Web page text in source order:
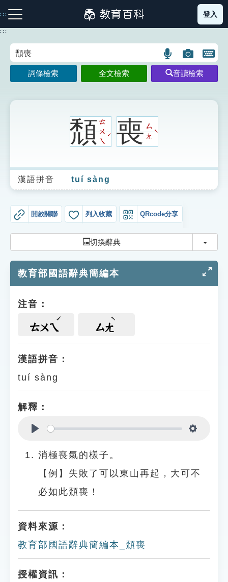
到
主
:::
注音索引圖示 筆畫索引圖示 部首索引表圖示
生字詞彙表
成語故事
索引選單
單字索引
遊戲專區
貓頭鷹博士
登入
:::
語
言
搜
圖
片
搜
開
鍵
圖
詞條檢索 全文檢索 音讀檢索
頹ㄊ
ㄨ
ㄟ
ˊ 喪ㄙ
ㄤ
ˋ
漢語拼音 tuí sàng
開啟關聯 列入收藏 QRcode分享
切換辭典 切換
教育部國語辭典簡編本
注音：
ㄊㄨㄟ ㄙㄤ
漢語拼音：
tuí sàng
解釋：
消極喪氣的樣子。
【例】失敗了可以東山再起，大可不
必如此頹喪！
資料來源：
教育部國語辭典簡編本_頹喪
授權資訊：